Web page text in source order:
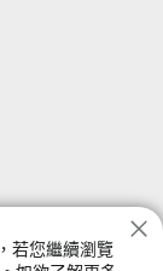
、尺寸規格、功
若您繼續瀏覽